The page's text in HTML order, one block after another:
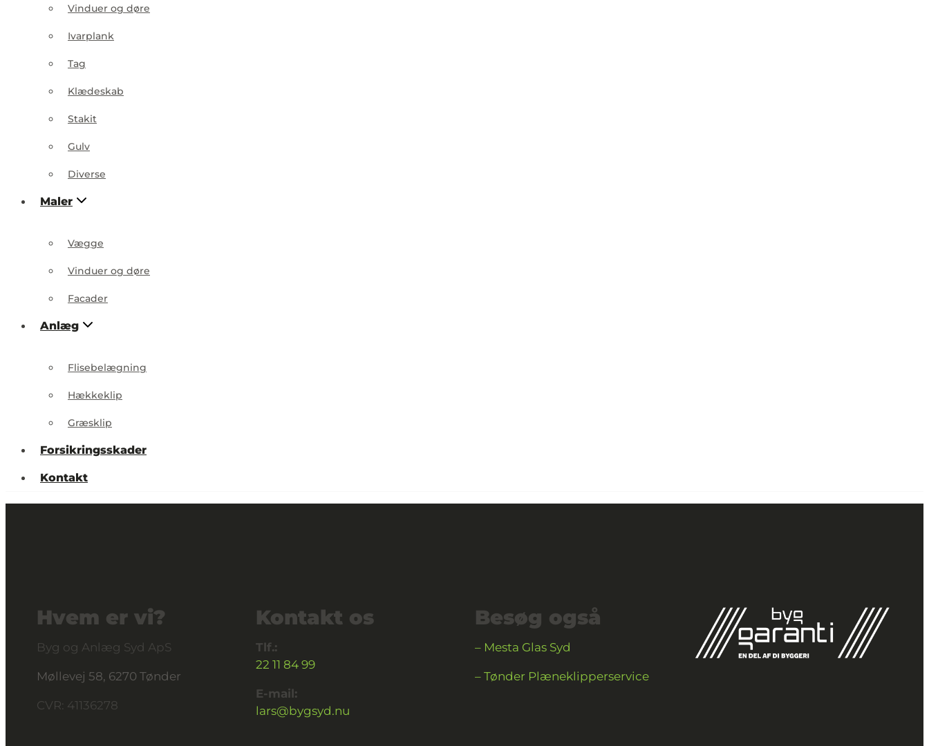
Vinduer og døre
Ivarplank
Tag
Klædeskab
Stakit
Gulv
Diverse
Maler
Vægge
Vinduer og døre
Facader
Anlæg
Flisebelægning
Hækkeklip
Græsklip
Forsikringsskader
Kontakt
Hvem er vi?
Byg og Anlæg Syd ApS
Møllevej 58, 6270 Tønder
CVR: 41136278
Kontakt os
Tlf.:
22 11 84 99
E-mail:
lars@bygsyd.nu
Besøg også
– Mesta Glas Syd
– Tønder Plæneklipperservice